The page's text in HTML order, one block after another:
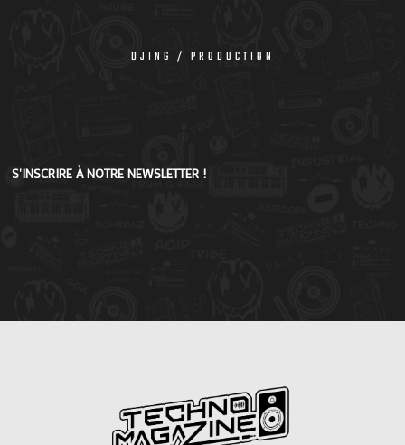
DJING / PRODUCTION
S'INSCRIRE À NOTRE NEWSLETTER !